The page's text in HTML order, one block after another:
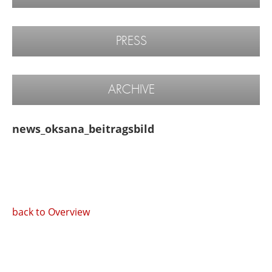
PRESS
ARCHIVE
news_oksana_beitragsbild
back to Overview